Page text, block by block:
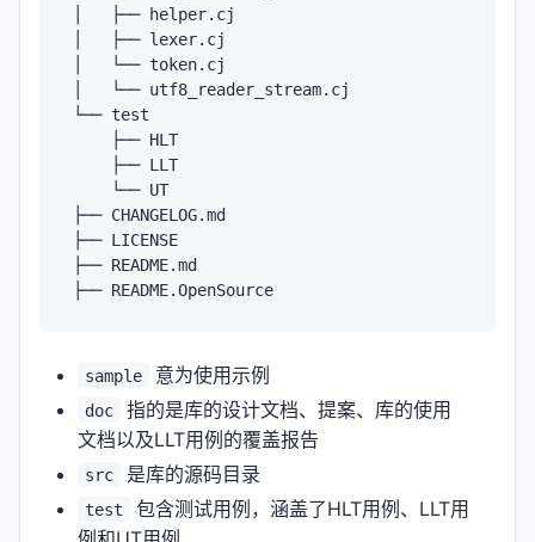
│   ├── helper.cj
│   ├── lexer.cj
│   └── token.cj
│   └── utf8_reader_stream.cj
└── test
    ├── HLT
    ├── LLT
    └── UT
├── CHANGELOG.md
├── LICENSE
├── README.md
sample 意为使用示例
doc
指的是库的设计文档、提案、库的使用
文档以及LLT用例的覆盖报告
src 是库的源码目录
test
包含测试用例，涵盖了HLT用例、LLT用